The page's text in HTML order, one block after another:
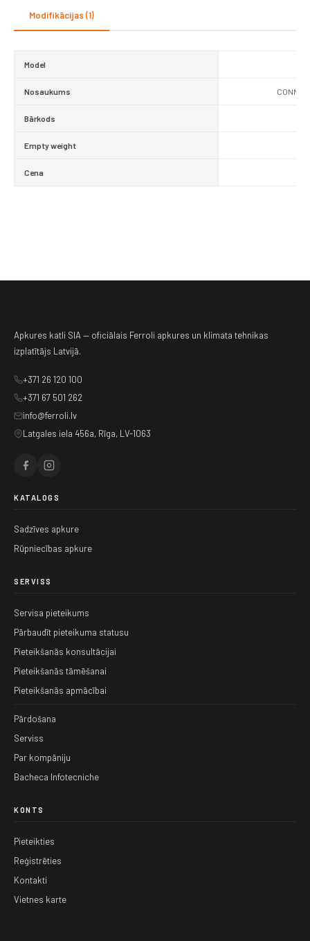
Modifikācijas (1)
Model
Nosaukums
Bārkods
Empty weight
Cena
Apkures katli SIA — oficiālais Ferroli apkures un klimata tehnikas
izplatītājs Latvijā.
+371 26 120 100
+371 67 501 262
info@ferroli.lv
Latgales iela 456a, Rīga, LV-1063
KATALOGS
Sadzīves apkure
Rūpniecības apkure
SERVISS
Servisa pieteikums
Pārbaudīt pieteikuma statusu
Pieteikšanās konsultācijai
Pieteikšanās tāmēšanai
Pieteikšanās apmācībai
Pārdošana
Serviss
Par kompāniju
Bacheca Infotecniche
KONTS
Pieteikties
Reģistrēties
Kontakti
Vietnes karte